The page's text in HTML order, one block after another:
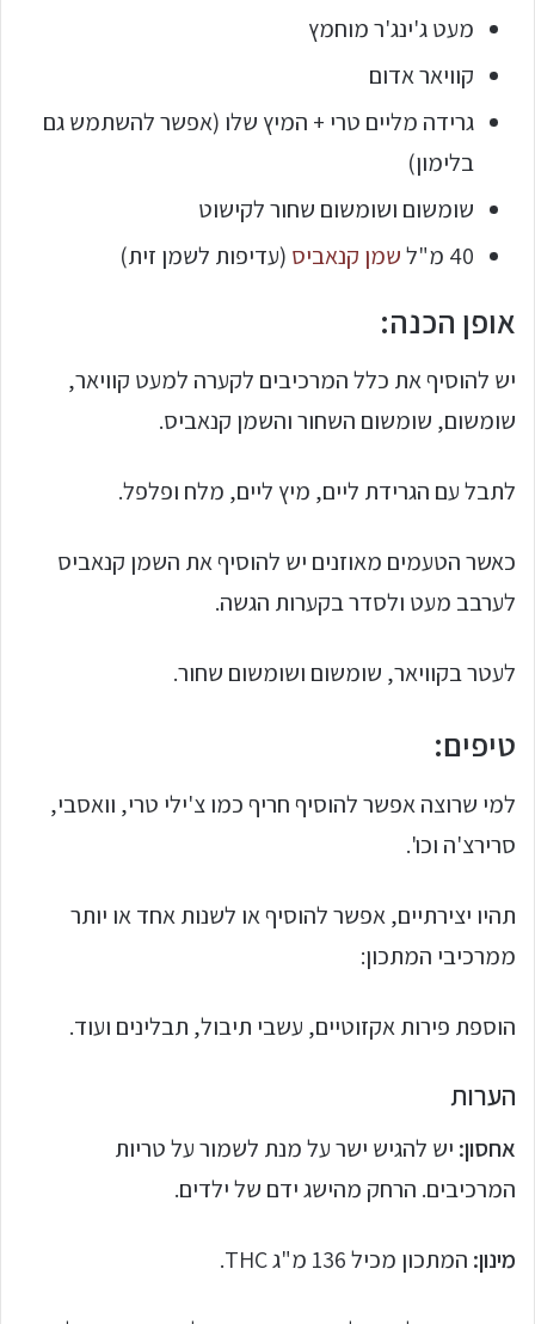
מעט ג'ינג'ר מוחמץ
קוויאר אדום
גרידה מליים טרי + המיץ שלו (אפשר להשתמש גם
בלימון)
שומשום ושומשום שחור לקישוט
40 מ"ל
שמן קנאביס (עדיפות לשמן זית)
אופן הכנה:
יש להוסיף את כלל המרכיבים לקערה למעט קוויאר,
שומשום, שומשום השחור והשמן קנאביס.
לתבל עם הגרידת ליים, מיץ ליים, מלח ופלפל.
כאשר הטעמים מאוזנים יש להוסיף את השמן קנאביס
לערבב מעט ולסדר בקערות הגשה.
לעטר בקוויאר, שומשום ושומשום שחור.
טיפים:
למי שרוצה אפשר להוסיף חריף כמו צ'ילי טרי, וואסבי,
סרירצ'ה וכו'.
תהיו יצירתיים, אפשר להוסיף או לשנות אחד או יותר
ממרכיבי המתכון:
הוספת פירות אקזוטיים, עשבי תיבול, תבלינים ועוד.
הערות
אחסון: יש להגיש ישר על מנת לשמור על טריות
המרכיבים. הרחק מהישג ידם של ילדים.
מינון: המתכון מכיל 136 מ"ג THC.